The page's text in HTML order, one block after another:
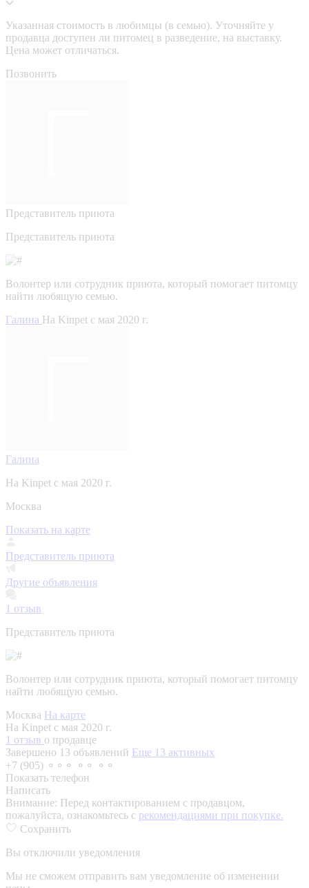
Указанная стоимость в любимцы (в семью). Уточняйте у
продавца доступен ли питомец в разведение, на выставку.
Цена может отличаться.
Позвонить
Представитель приюта
Представитель приюта
Волонтер или сотрудник приюта, который помогает питомцу
найти любящую семью.
Галина На Kinpet c мая 2020 г.
Галина
На Kinpet c мая 2020 г.
Москва
Показать на карте
Представитель приюта
Другие объявления
1 отзыв
Представитель приюта
Волонтер или сотрудник приюта, который помогает питомцу
найти любящую семью.
Москва На карте
На Kinpet c мая 2020 г.
1 отзыв о продавце
Завершено 13 объявлений Еще 13 активных
+7 (905) ⚬⚬⚬ ⚬⚬ ⚬⚬
Показать телефон
Написать
Внимание: Перед контактированием с продавцом,
пожалуйста, ознакомьтесь с рекомендациями при покупке.
Сохранить
Вы отключили уведомления
Мы не сможем отправить вам уведомление об изменении